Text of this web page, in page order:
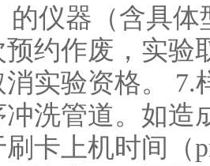
的仪器（含具
预约作废，实验
实验资格。 7.
冲洗管道。如
卡上机时间（